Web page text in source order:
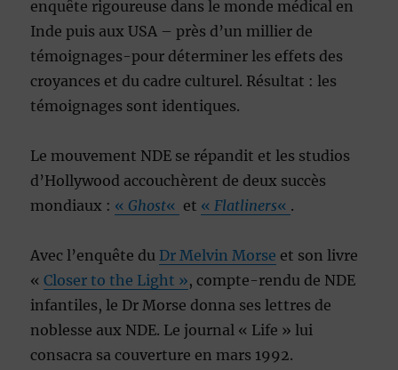
enquête rigoureuse dans le monde médical en
Inde puis aux USA – près d’un millier de
témoignages-pour déterminer les effets des
croyances et du cadre culturel. Résultat : les
témoignages sont identiques.
Le mouvement NDE se répandit et les studios
d’Hollywood accouchèrent de deux succès
mondiaux : « Ghost« et «Flatliners« .
Avec l’enquête du Dr Melvin Morse et son livre
«Closer to the Light », compte-rendu de NDE
infantiles, le Dr Morse donna ses lettres de
noblesse aux NDE. Le journal « Life » lui
consacra sa couverture en mars 1992.